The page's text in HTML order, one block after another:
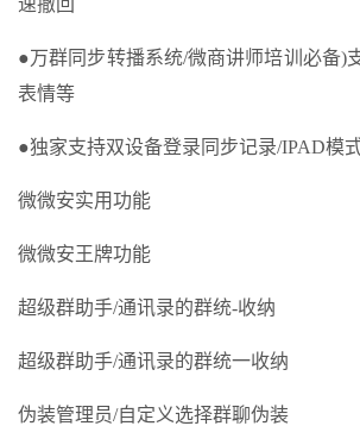
速撤回
●万群同步转播系统/微商讲师培训必备)
表情等
●独家支持双设备登录同步记录/IPAD模
微微安实用功能
微微安王牌功能
超级群助手/通讯录的群统-收纳
超级群助手/通讯录的群统一收纳
伪装管理员/自定义选择群聊伪装